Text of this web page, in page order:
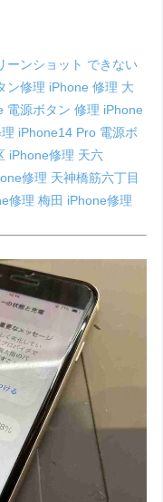
ーンショット できない
ン修理 iPhone 修理 大
電源ボタン 修理 iPhone
iPhone14 Pro 電源ボ
iPhone修理 天六
修理 天神橋筋六丁目
修理梅田 iPhone修理